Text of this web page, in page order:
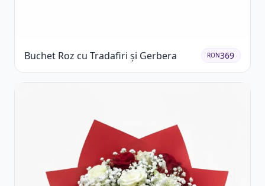
Buchet Roz cu Tradafiri și Gerbera RON369